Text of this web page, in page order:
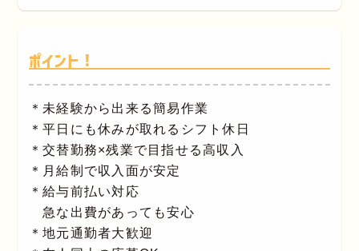
ポイント！
＊未経験から出来る簡易作業
＊平日にも休みが取れるシフト休日
＊交替勤務×残業で目指せる高収入
＊月給制で収入面が安定
＊給与前払い対応
急な出費があっても安心
＊地元通勤者大歓迎